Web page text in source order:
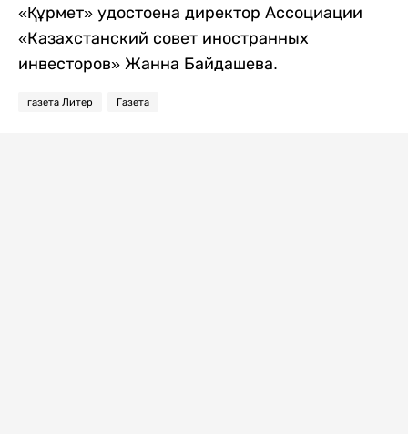
«Құрмет» удостоена директор Ассоциации
«Казахстанский совет иностранных
инвесторов» Жанна Байдашева.
газета Литер Газета